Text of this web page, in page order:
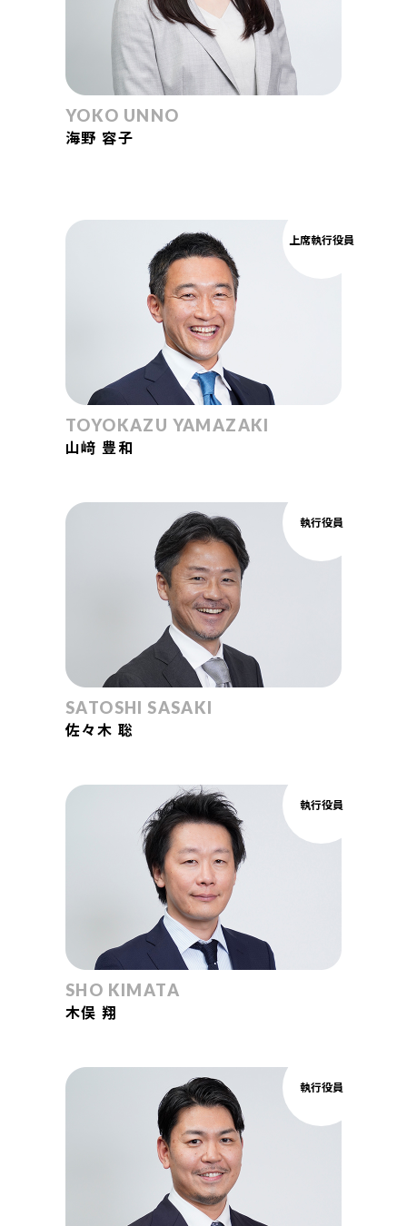
YOKO UNNO
海野 容子
上席執行役員
TOYOKAZU YAMAZAKI
山﨑 豊和
執行役員
SATOSHI SASAKI
佐々木 聡
執行役員
SHO KIMATA
木俣 翔
執行役員